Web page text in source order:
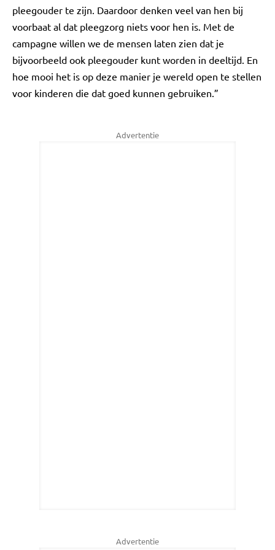
pleegouder te zijn. Daardoor denken veel van hen bij
voorbaat al dat pleegzorg niets voor hen is. Met de
campagne willen we de mensen laten zien dat je
bijvoorbeeld ook pleegouder kunt worden in deeltijd. En
hoe mooi het is op deze manier je wereld open te stellen
voor kinderen die dat goed kunnen gebruiken.”
Advertentie
Advertentie